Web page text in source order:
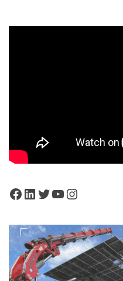
Facebook
LinkedIn
Twitter
YouTube
Instagram